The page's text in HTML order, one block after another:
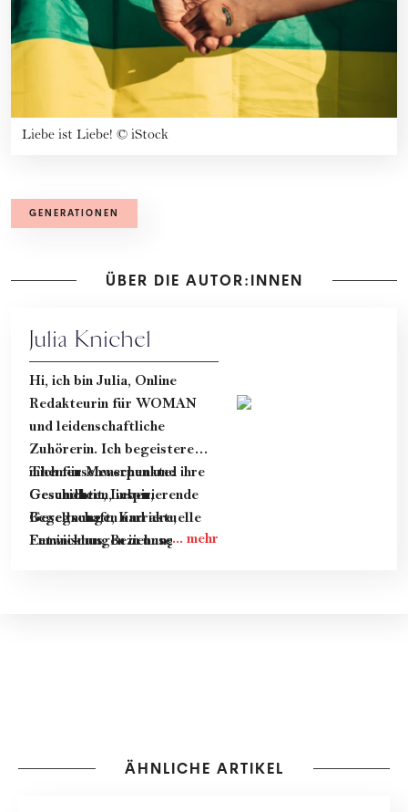
Liebe ist Liebe! © iStock
GENERATIONEN
ÜBER DIE AUTOR:INNEN
Julia Knichel
Hi, ich bin Julia, Online
Redakteurin für WOMAN
und leidenschaftliche
Zuhörerin. Ich begeistere
mich für Menschen und ihre
Geschichten, inspirierende
Begegnungen und aktuelle
Entwicklungen in unserer
Themenschwerpunkte:
Gesundheit, Leben,
Gesellschaft, Karriere,
Feminismus, Beziehung &
ÄHNLICHE ARTIKEL